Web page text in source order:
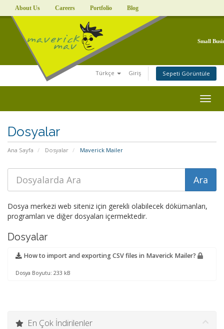
About Us Careers Portfolio Blog
Small
Türkçe Giriş Sepeti Görüntüle
Dosyalar
Ana Sayfa Dosyalar Maverick Mailer
Dosya merkezi web siteniz için gerekli olabilecek dökümanları,
programları ve diğer dosyaları içermektedir.
Dosyalar
How to import and exporting CSV files in Maverick Mailer?
Dosya Boyutu: 233 kB
En Çok İndirilenler